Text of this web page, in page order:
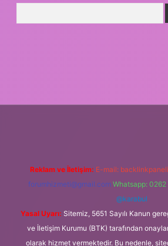
Reklam ve İletişim: E-mail:
forumhizmeti@gmail.com Whatsapp:
@karabul
Yasal Uyarı: Sitemiz, 5651 Sayılı Kanun
ve İletişim Kurumu (BTK) tarafından
olarak hizmet vermektedir. Bu nedenle,